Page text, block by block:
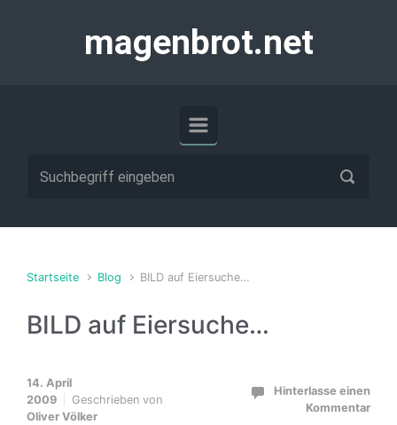
magenbrot.net
Startseite Blog BILD auf Eiersuche…
BILD auf Eiersuche…
14. April
2009
Geschrieben von
Oliver Völker
Hinterlasse einen
Kommentar